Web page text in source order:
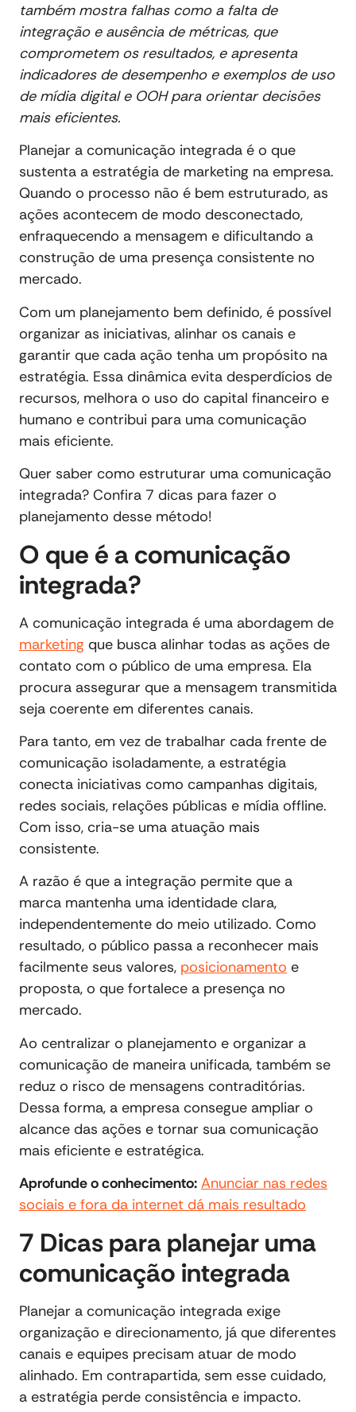
também mostra falhas como a falta de
integração e ausência de métricas, que
comprometem os resultados, e apresenta
indicadores de desempenho e exemplos de uso
de mídia digital e OOH para orientar decisões
mais eficientes.
Planejar a comunicação integrada é o que
sustenta a estratégia de marketing na empresa.
Quando o processo não é bem estruturado, as
ações acontecem de modo desconectado,
enfraquecendo a mensagem e dificultando a
construção de uma presença consistente no
mercado.
Com um planejamento bem definido, é possível
organizar as iniciativas, alinhar os canais e
garantir que cada ação tenha um propósito na
estratégia. Essa dinâmica evita desperdícios de
recursos, melhora o uso do capital financeiro e
humano e contribui para uma comunicação
mais eficiente.
Quer saber como estruturar uma comunicação
integrada? Confira 7 dicas para fazer o
planejamento desse método!
O que é a comunicação
integrada?
A comunicação integrada é uma abordagem de
marketing que busca alinhar todas as ações de
contato com o público de uma empresa. Ela
procura assegurar que a mensagem transmitida
seja coerente em diferentes canais.
Para tanto, em vez de trabalhar cada frente de
comunicação isoladamente, a estratégia
conecta iniciativas como campanhas digitais,
redes sociais, relações públicas e mídia offline.
Com isso, cria-se uma atuação mais
consistente.
A razão é que a integração permite que a
marca mantenha uma identidade clara,
independentemente do meio utilizado. Como
resultado, o público passa a reconhecer mais
facilmente seus valores, posicionamento e
proposta, o que fortalece a presença no
mercado.
Ao centralizar o planejamento e organizar a
comunicação de maneira unificada, também se
reduz o risco de mensagens contraditórias.
Dessa forma, a empresa consegue ampliar o
alcance das ações e tornar sua comunicação
mais eficiente e estratégica.
Aprofunde o conhecimento: Anunciar nas redes
sociais e fora da internet dá mais resultado
7 Dicas para planejar uma
comunicação integrada
Planejar a comunicação integrada exige
organização e direcionamento, já que diferentes
canais e equipes precisam atuar de modo
alinhado. Em contrapartida, sem esse cuidado,
a estratégia perde consistência e impacto.